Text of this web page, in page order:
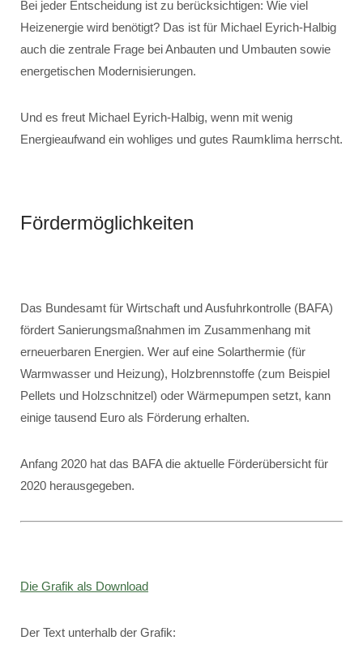
Bei jeder Entscheidung ist zu berücksichtigen: Wie viel
Heizenergie wird benötigt? Das ist für Michael Eyrich-Halbig
auch die zentrale Frage bei Anbauten und Umbauten sowie
energetischen Modernisierungen.
Und es freut Michael Eyrich-Halbig, wenn mit wenig
Energieaufwand ein wohliges und gutes Raumklima herrscht.
Fördermöglichkeiten
Das Bundesamt für Wirtschaft und Ausfuhrkontrolle (BAFA)
fördert Sanierungsmaßnahmen im Zusammenhang mit
erneuerbaren Energien. Wer auf eine Solarthermie (für
Warmwasser und Heizung), Holzbrennstoffe (zum Beispiel
Pellets und Holzschnitzel) oder Wärmepumpen setzt, kann
einige tausend Euro als Förderung erhalten.
Anfang 2020 hat das BAFA die aktuelle Förderübersicht für
2020 herausgegeben.
Die Grafik als Download
Der Text unterhalb der Grafik: